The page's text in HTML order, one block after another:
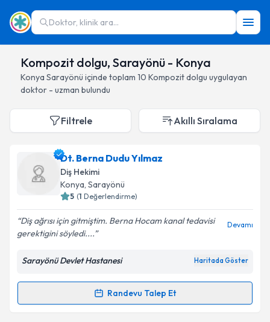
Doktor, klinik ara...
Kompozit dolgu, Sarayönü - Konya
Konya Sarayönü içinde toplam 10 Kompozit dolgu uygulayan
doktor - uzman bulundu
Filtrele Akıllı Sıralama
Dt. Berna Dudu Yılmaz
Diş Hekimi
Konya, Sarayönü
5 (1 Değerlendirme)
Diş ağrısı için gitmiştim. Berna Hocam kanal tedavisi
gerektigini söyledi....
Devamı
Sarayönü Devlet Hastanesi Haritada Göster
Randevu Talep Et
Randevu Takvimi Talebi